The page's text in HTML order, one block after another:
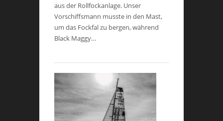
aus der Rollfockanlage. Unser
Vorschiffsmann musste in den Mast,
um das Fockfal zu bergen, während
Black Maggy…